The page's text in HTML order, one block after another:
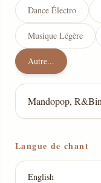
Dance Électro
Musique Légère
Autre...
Langue de chant
English